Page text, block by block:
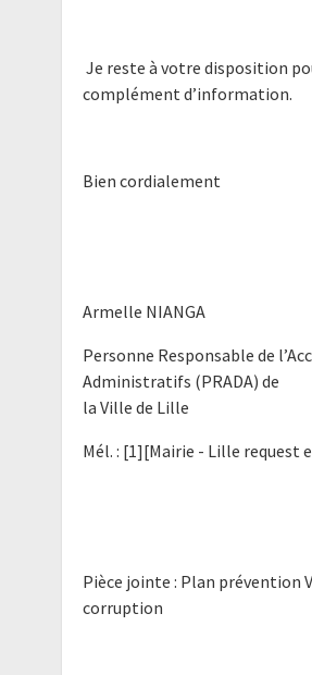
Je reste à votre disposition
complément d’information.
Bien cordialement
Armelle NIANGA
Personne Responsable de
Administratifs (PRADA) de
la Ville de Lille
Mél. : [1][Mairie - Lille request
Pièce jointe : Plan prévention
corruption